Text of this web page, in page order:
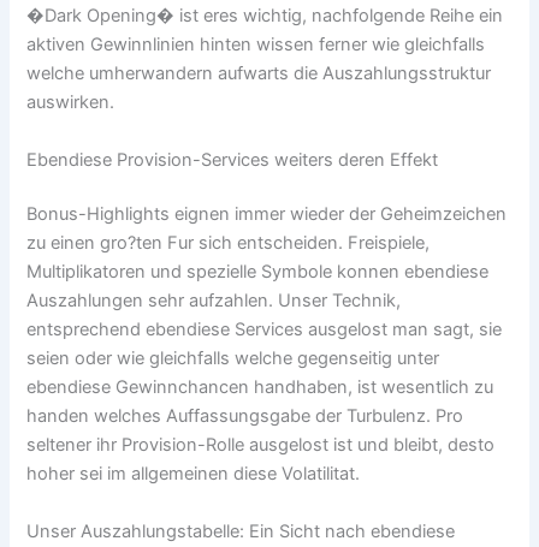
�Dark Opening� ist eres wichtig, nachfolgende Reihe ein
aktiven Gewinnlinien hinten wissen ferner wie gleichfalls
welche umherwandern aufwarts die Auszahlungsstruktur
auswirken.
Ebendiese Provision-Services weiters deren Effekt
Bonus-Highlights eignen immer wieder der Geheimzeichen
zu einen gro?ten Fur sich entscheiden. Freispiele,
Multiplikatoren und spezielle Symbole konnen ebendiese
Auszahlungen sehr aufzahlen. Unser Technik,
entsprechend ebendiese Services ausgelost man sagt, sie
seien oder wie gleichfalls welche gegenseitig unter
ebendiese Gewinnchancen handhaben, ist wesentlich zu
handen welches Auffassungsgabe der Turbulenz. Pro
seltener ihr Provision-Rolle ausgelost ist und bleibt, desto
hoher sei im allgemeinen diese Volatilitat.
Unser Auszahlungstabelle: Ein Sicht nach ebendiese